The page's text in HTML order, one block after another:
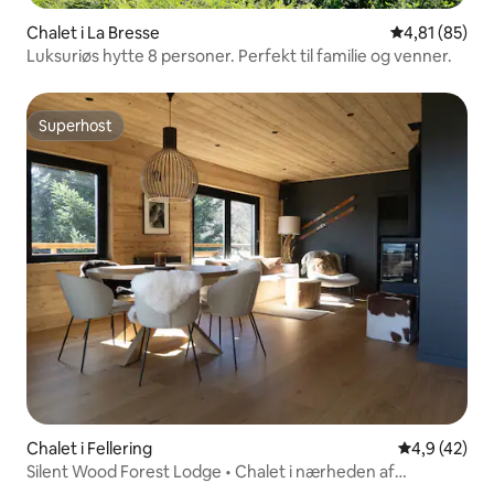
Chalet i La Bresse 4,81 ud af 5
4,81 (85)
Luksuriøs hytte 8 personer. Perfekt til familie og venner.
Superhost
Superhost
Chalet i Fellering 4,9 ud af 5 i
4,9 (42)
Silent Wood Forest Lodge • Chalet i nærheden af